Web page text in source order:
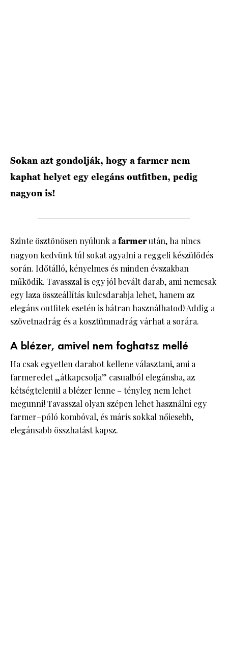
Sokan azt gondolják, hogy a farmer nem
kaphat helyet egy elegáns outfitben, pedig
nagyon is!
Szinte ösztönösen nyúlunk a farmerután, ha nincs
nagyon kedvünk túl sokat agyalni a reggeli készülődés
során. Időtálló, kényelmes és minden évszakban
működik. Tavasszal is egy jól bevált darab, ami nemcsak
egy laza összeállítás kulcsdarabja lehet, hanem az
elegáns outfitek esetén is bátran használhatod! Addig a
szövetnadrág és a kosztümnadrág várhat a sorára.
A blézer, amivel nem foghatsz mellé
Ha csak egyetlen darabot kellene választani, ami a
farmeredet „átkapcsolja” casualból elegánsba, az
kétségtelenül a blézer lenne – tényleg nem lehet
megunni! Tavasszal olyan szépen lehet használni egy
farmer–póló kombóval, és máris sokkal nőiesebb,
elegánsabb összhatást kapsz.